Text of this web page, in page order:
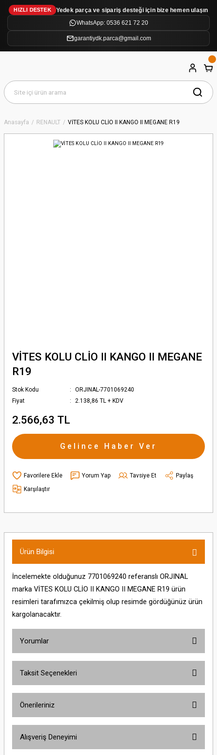
HIZLI DESTEK
Yedek parça ve sipariş desteği için bize hemen ulaşın
WhatsApp: 0536 621 72 20
garantiydk.parca@gmail.com
Anasayfa RENAULT VİTES KOLU CLİO II KANGO II MEGANE R19
VİTES KOLU CLİO II KANGO II MEGANE
R19
Stok Kodu
ORJINAL-7701069240
Fiyat
2.138,86 TL + KDV
2.566,63 TL
Gelince Haber Ver
Yorum Yap Tavsiye Et
Paylaş
Karşılaştır
Ürün Bilgisi
İncelemekte olduğunuz 7701069240 referanslı ORJINAL
marka VİTES KOLU CLİO II KANGO II MEGANE R19 ürün
resimleri tarafımızca çekilmiş olup resimde gördüğünüz ürün
kargolanacaktır.
Yorumlar
Taksit Seçenekleri
Önerileriniz
yetersiz gördüğünüz noktaları öneri formunu kullanarak tarafımıza
Alışveriş Deneyimi